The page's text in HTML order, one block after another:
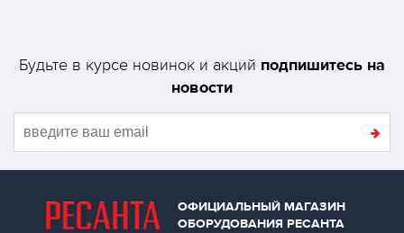
Будьте в курсе новинок и акций подпишитесь на
новости
ОФИЦИАЛЬНЫЙ МАГАЗИН
ОБОРУДОВАНИЯ РЕСАНТА